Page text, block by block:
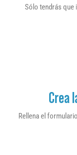
Sólo tendrás
Crea
Rellena el